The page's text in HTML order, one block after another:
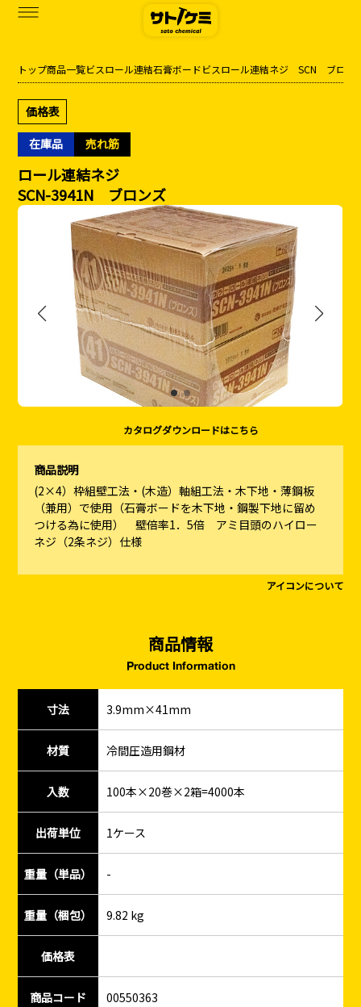
サトケミって？
お知らせ
ブログ
お問い合わせ
アクセス
トップ商品一覧ビスロール連結石膏ボードビスロール連結ネジ SCN ブロン
価格表
在庫品 売れ筋
ロール連結ネジ
SCN-3941N ブロンズ
カタログダウンロードはこちら
商品説明
(2×4）枠組壁工法・(木造）軸組工法・木下地・薄鋼板
（兼用）で使用（石膏ボードを木下地・鋼製下地に留め
つける為に使用） 壁倍率1．5倍 アミ目頭のハイロー
ネジ（2条ネジ）仕様
アイコンについて
商品情報
Product Information
寸法 3.9mm×41mm
材質 冷間圧造用鋼材
入数 100本×20巻×2箱=4000本
出荷単位 1ケース
重量（単品） -
重量（梱包） 9.82 kg
価格表
商品コード 00550363